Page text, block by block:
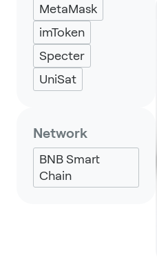
MetaMask
imToken
Specter
UniSat
Network
BNB Smart
Chain